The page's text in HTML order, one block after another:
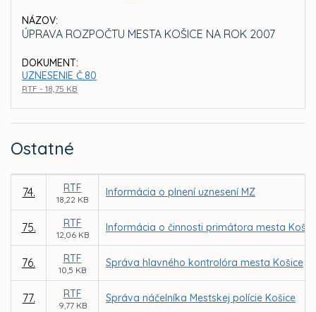
NÁZOV:
ÚPRAVA ROZPOČTU MESTA KOŠICE NA ROK 2007
DOKUMENT:
UZNESENIE Č.80
RTF - 18,75 KB
Ostatné
74. RTF
18,22 KB
Informácia o plnení uznesení MZ
75. RTF
12,06 KB
Informácia o činnosti primátora mesta
76. RTF
10,5 KB
Správa hlavného kontrolóra mesta Košice
77. RTF
9,77 KB
Správa náčelníka Mestskej polície Košice